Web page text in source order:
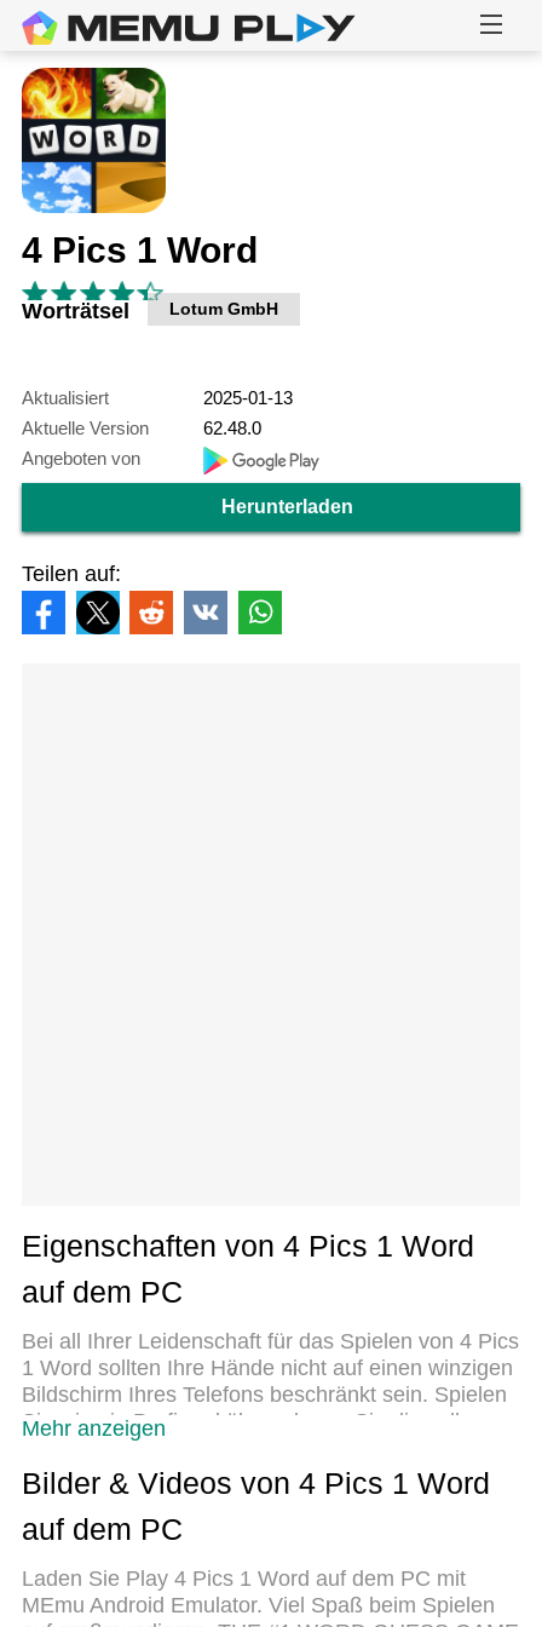
4 Pics 1 Word
Worträtsel Lotum GmbH
Aktualisiert
2025-01-13
Aktuelle Version
62.48.0
Angeboten von
Herunterladen
Teilen auf:
Eigenschaften von 4 Pics 1 Word
auf dem PC
Bei all Ihrer Leidenschaft für das Spielen von 4 Pics
1 Word sollten Ihre Hände nicht auf einen winzigen
Bildschirm Ihres Telefons beschränkt sein. Spielen
Sie wie ein Profi und übernehmen Sie die volle
Kontrolle über Ihr Spiel mit Tastatur und Maus.
MEmu bietet Ihnen all die Dinge, die Sie erwarten.
Laden Sie 4 Pics 1 Word herunter und spielen Sie
es auf dem PC. Spielen Sie so lange, wie Sie
und störende Anrufe. Das brandneue MEmu 9 ist
die beste Wahl, um 4 Pics 1 Word auf dem PC zu
Mehr anzeigen
Bilder & Videos von 4 Pics 1 Word
auf dem PC
Laden Sie Play 4 Pics 1 Word auf dem PC mit
MEmu Android Emulator. Viel Spaß beim Spielen